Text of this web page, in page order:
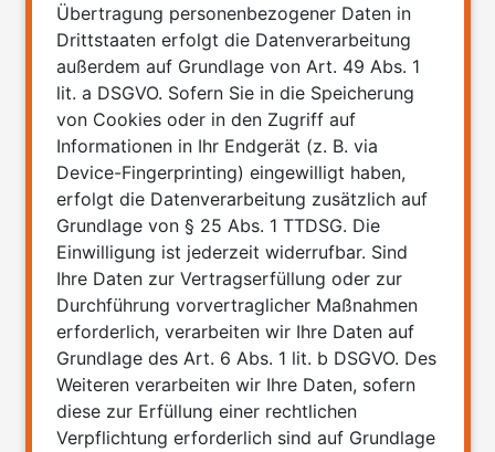
Übertragung personenbezogener Daten in
Drittstaaten erfolgt die Datenverarbeitung
außerdem auf Grundlage von Art. 49 Abs. 1
lit. a DSGVO. Sofern Sie in die Speicherung
von Cookies oder in den Zugriff auf
Informationen in Ihr Endgerät (z. B. via
Device-Fingerprinting) eingewilligt haben,
erfolgt die Datenverarbeitung zusätzlich auf
Grundlage von § 25 Abs. 1 TTDSG. Die
Einwilligung ist jederzeit widerrufbar. Sind
Ihre Daten zur Vertragserfüllung oder zur
Durchführung vorvertraglicher Maßnahmen
erforderlich, verarbeiten wir Ihre Daten auf
Grundlage des Art. 6 Abs. 1 lit. b DSGVO. Des
Weiteren verarbeiten wir Ihre Daten, sofern
diese zur Erfüllung einer rechtlichen
Verpflichtung erforderlich sind auf Grundlage